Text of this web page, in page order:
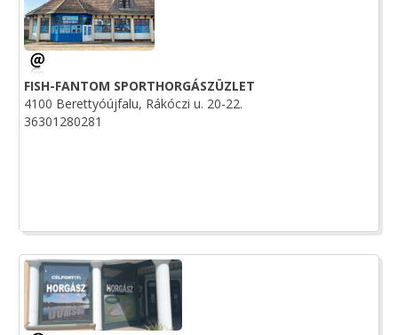
FISH-FANTOM SPORTHORGÁSZÜZLET
4100 Berettyóújfalu, Rákóczi u. 20-22.
36301280281